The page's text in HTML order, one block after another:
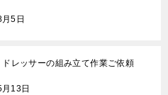
5日
ドレッサーの組み立て作業ご依頼
13日